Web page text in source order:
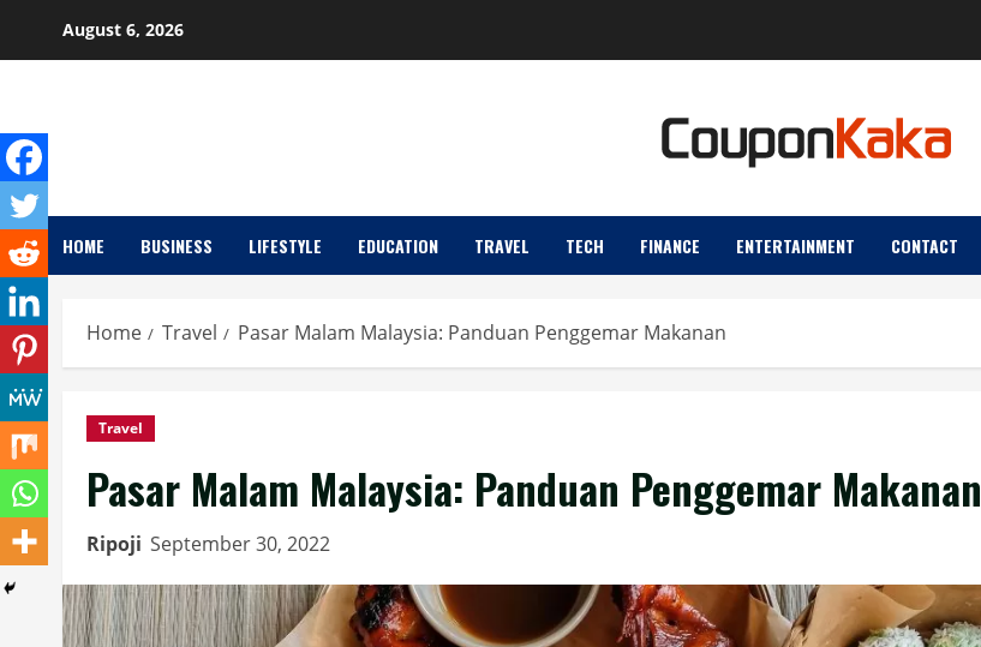
August 6, 2026
HOME BUSINESS LIFESTYLE EDUCATION TRAVEL TECH FINANCE ENTERTAINMENT CONTACT
Home Travel Pasar Malam Malaysia: Panduan Penggemar Makanan
Travel
Pasar Malam Malaysia: Panduan Penggemar Makanan
Ripoji September 30, 2022